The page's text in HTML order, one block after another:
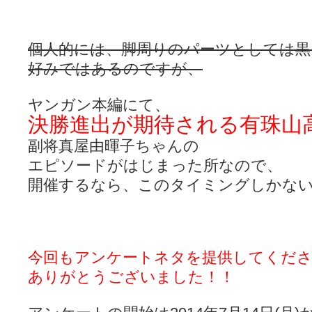
個人的には、脚周りのパーツとしては
好みではあるのですが、
ヤンガン本編にて、
決勝進出が期待される有珠山
副将真屋由暉子ちゃんの
エピソードがはじまった所なので、
開催するなら、このタイミングしかな
今回もアンケートネタを提供してくだ
ありがとうございました！！